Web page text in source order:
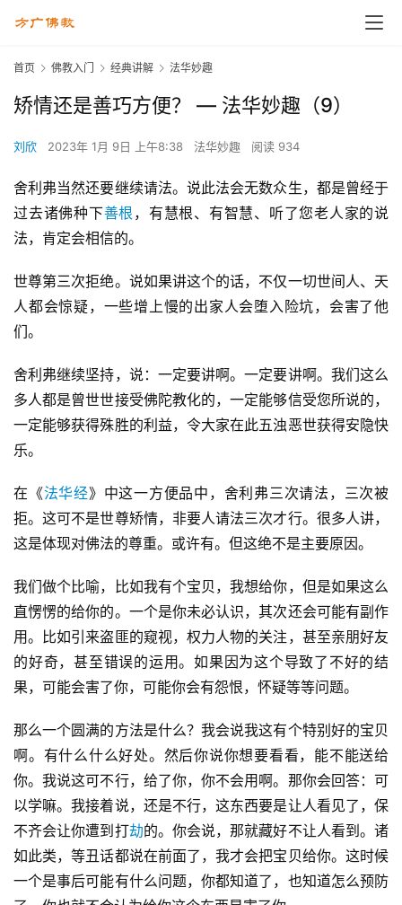
首页 佛教入门 经典讲解 法华妙趣
矫情还是善巧方便？ — 法华妙趣（9）
刘欣 2023年 1月 9日 上午8:38 法华妙趣 阅读 934
舍利弗当然还要继续请法。说此法会无数众生，都是曾经于
过去诸佛种下善根 ，有慧根、有智慧、听了您老人家的说
法，肯定会相信的。
世尊第三次拒绝。说如果讲这个的话，不仅一切世间人、天
人都会惊疑，一些增上慢的出家人会堕入险坑，会害了他
们。
舍利弗继续坚持，说：一定要讲啊。一定要讲啊。我们这么
多人都是曾世世接受佛陀教化的，一定能够信受您所说的，
一定能够获得殊胜的利益，令大家在此五浊恶世获得安隐快
乐。
在《法华经》中这一方便品中，舍利弗三次请法，三次被
拒。这可不是世尊矫情，非要人请法三次才行。很多人讲，
这是体现对佛法的尊重。或许有。但这绝不是主要原因。
我们做个比喻，比如我有个宝贝，我想给你，但是如果这么
直愣愣的给你的。一个是你未必认识，其次还会可能有副作
用。比如引来盗匪的窥视，权力人物的关注，甚至亲朋好友
的好奇，甚至错误的运用。如果因为这个导致了不好的结
果，可能会害了你，可能你会有怨恨，怀疑等等问题。
那么一个圆满的方法是什么？我会说我这有个特别好的宝贝
啊。有什么什么好处。然后你说你想要看看，能不能送给
你。我说这可不行，给了你，你不会用啊。那你会回答：可
以学嘛。我接着说，还是不行，这东西要是让人看见了，保
不齐会让你遭到打劫的。你会说，那就藏好不让人看到。诸
如此类，等丑话都说在前面了，我才会把宝贝给你。这时候
一个是事后可能有什么问题，你都知道了，也知道怎么预防